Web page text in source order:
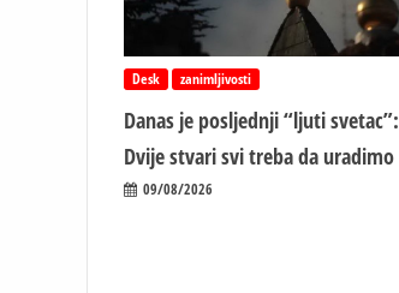
Desk zanimljivosti
Danas je posljednji “ljuti svetac”:
Dvije stvari svi treba da uradimo
09/08/2026